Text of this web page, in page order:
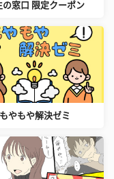
の窓口 限定クーポン
もやもや解決ゼミ